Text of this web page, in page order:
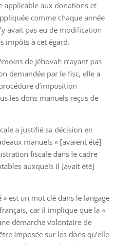
applicable aux donations et
comme chaque année
avait pas eu de modification
impôts à cet égard.
de Jéhovah n’ayant pas
demandée par le fisc, elle a
d’imposition
les dons manuels reçus de
a justifié sa décision en
manuels « [avaient été]
fiscale dans le cadre
auxquels il [avait été]
est un mot clé dans le langage
car il implique que la «
démarche volontaire de
imposée sur les dons qu’elle